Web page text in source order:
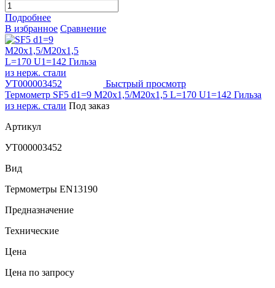
Подробнее
В избранное Сравнение
Быстрый просмотр
Термометр SF5 d1=9 M20x1,5/M20x1,5 L=170 U1=142 Гильза
из нерж. стали Под заказ
Артикул
УТ000003452
Вид
Термометры EN13190
Предназначение
Технические
Цена
Цена по запросу